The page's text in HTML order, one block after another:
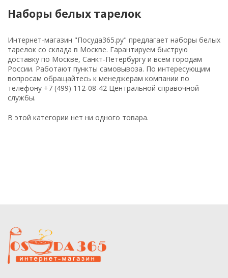
Наборы белых тарелок
Интернет-магазин "Посуда365.ру" предлагает наборы белых
тарелок со склада в Москве. Гарантируем быструю
доставку по Москве, Санкт-Петербургу и всем городам
России. Работают пункты самовывоза. По интересующим
вопросам обращайтесь к менеджерам компании по
телефону +7 (499) 112-08-42 Центральной справочной
службы.
В этой категории нет ни одного товара.